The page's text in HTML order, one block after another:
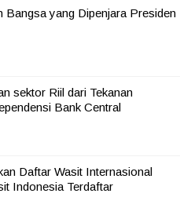
Bangsa yang Dipenjara Presiden
sektor Riil dari Tekanan
Bank Central
Daftar Wasit Internasional
Indonesia Terdaftar